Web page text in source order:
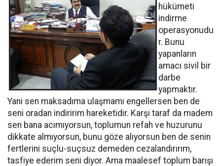
hükümeti
indirme
operasyonudu
r. Bunu
yapanların
amacı sivil bir
darbe
yapmaktır.
Yani sen maksadıma ulaşmamı engellersen ben de
seni oradan indiririm hareketidir. Karşı taraf da madem
sen bana acımıyorsun, toplumun refah ve huzurunu
dikkate almıyorsun, bunu göze alıyorsun ben de senin
fertlerini suçlu-suçsuz demeden cezalandırırım,
tasfiye ederim seni diyor. Ama maalesef toplum barışı